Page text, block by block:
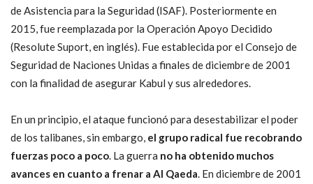
de Asistencia para la Seguridad (ISAF). Posteriormente en
2015, fue reemplazada por la Operación Apoyo Decidido
(Resolute Suport, en inglés). Fue establecida por el Consejo de
Seguridad de Naciones Unidas a finales de diciembre de 2001
con la finalidad de asegurar Kabul y sus alrededores.
En un principio, el ataque funcionó para desestabilizar el poder
de los talibanes, sin embargo, el grupo radical fue recobrando
fuerzas poco a poco. La guerra no ha obtenido muchos
avances en cuanto a frenar a Al Qaeda. En diciembre de 2001